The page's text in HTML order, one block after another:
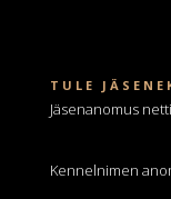
TULE
Jäsenanomus
Kennelnimen